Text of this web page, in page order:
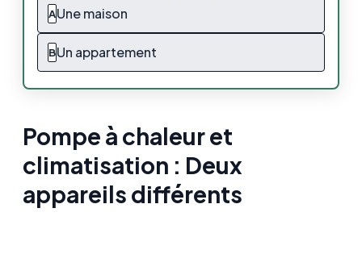
AUne maison
BUn appartement
Pompe à chaleur et
climatisation : Deux
appareils différents
Quelle est la différence entre une
climatisation et la pompe à chaleur ?
Comment fonctionne une pompe à chaleur
réversible ?
réversible ?
Quelle PAC peut faire climatiseur ?
Mes 3 PAC réversibles préférées